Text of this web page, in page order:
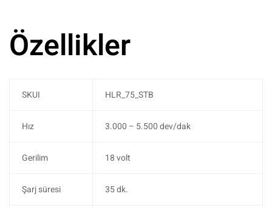
Özellikler
SKUI HLR_75_STB
Hız 3.000 – 5.500 dev/dak
Gerilim 18 volt
Şarj süresi 35 dk.